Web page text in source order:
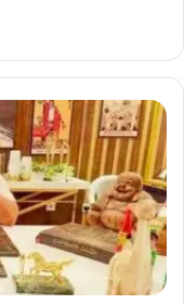
بلال
صبري
يهاجم
بطء
قوانين
الأسرة
ويطالب
النواب
بتحرك